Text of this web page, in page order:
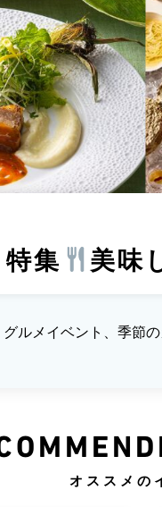
集 美味
ルメイベント、季節
オススメの